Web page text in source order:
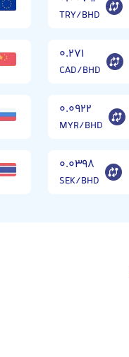
TRY/BHD
۰.۲۷۱
CAD/BHD
۰.۰۹۲۲
MYR/BHD
۰.۰۳۹۸
SEK/BHD